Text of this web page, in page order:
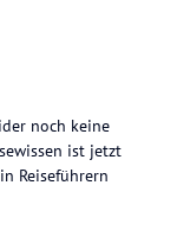
noch keine
ist jetzt
Reiseführern